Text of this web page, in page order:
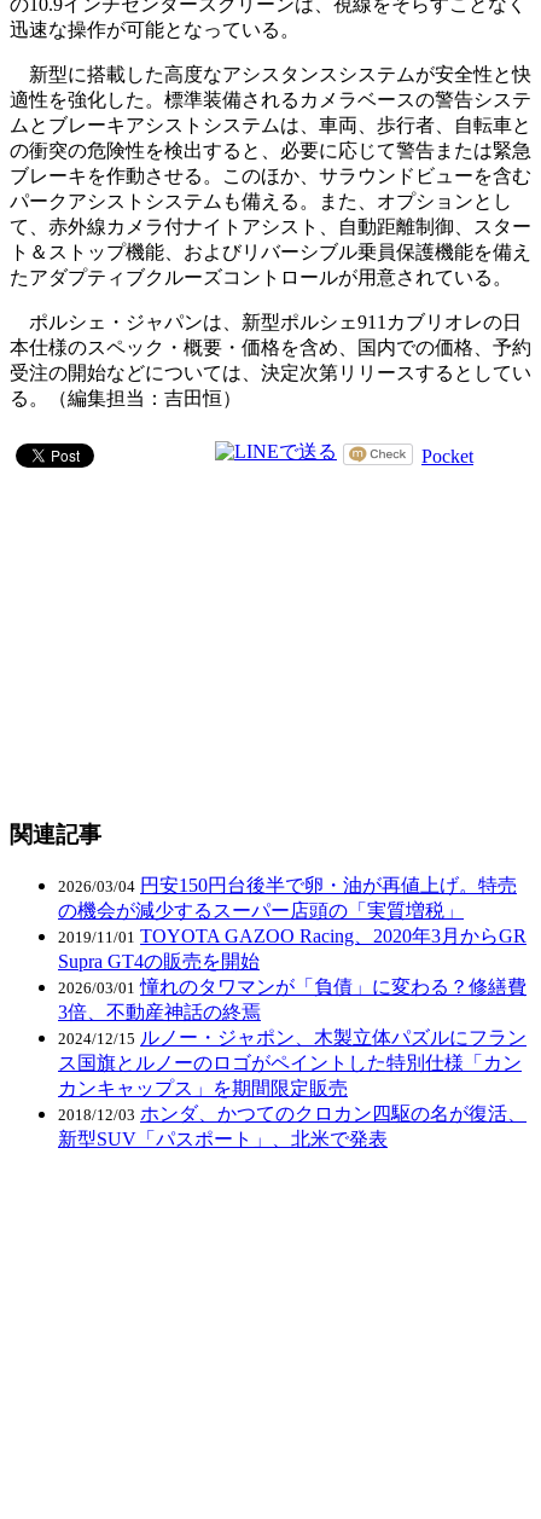
の10.9インチセンタースクリーンは、視線をそらすことなく
迅速な操作が可能となっている。
新型に搭載した高度なアシスタンスシステムが安全性と快
適性を強化した。標準装備されるカメラベースの警告システ
ムとブレーキアシストシステムは、車両、歩行者、自転車と
の衝突の危険性を検出すると、必要に応じて警告または緊急
ブレーキを作動させる。このほか、サラウンドビューを含む
パークアシストシステムも備える。また、オプションとし
て、赤外線カメラ付ナイトアシスト、自動距離制御、スター
ト＆ストップ機能、およびリバーシブル乗員保護機能を備え
たアダプティブクルーズコントロールが用意されている。
ポルシェ・ジャパンは、新型ポルシェ911カブリオレの日
本仕様のスペック・概要・価格を含め、国内での価格、予約
受注の開始などについては、決定次第リリースするとしてい
る。（編集担当：吉田恒）
Pocket
関連記事
2026/03/04 円安150円台後半で卵・油が再値上げ。特売
の機会が減少するスーパー店頭の「実質増税」
2019/11/01 TOYOTA GAZOO Racing、2020年3月からGR
Supra GT4の販売を開始
2026/03/01 憧れのタワマンが「負債」に変わる？修繕費
3倍、不動産神話の終焉
2024/12/15 ルノー・ジャポン、木製立体パズルにフラン
ス国旗とルノーのロゴがペイントした特別仕様「カン
カンキャップス」を期間限定販売
2018/12/03 ホンダ、かつてのクロカン四駆の名が復活、
新型SUV「パスポート」、北米で発表